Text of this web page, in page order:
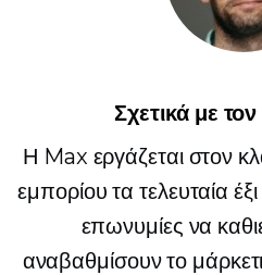
Σχετικά με
Η Max εργάζεται στον
εμπορίου τα τελευταία
επωνυμίες να
αναβαθμίσουν το